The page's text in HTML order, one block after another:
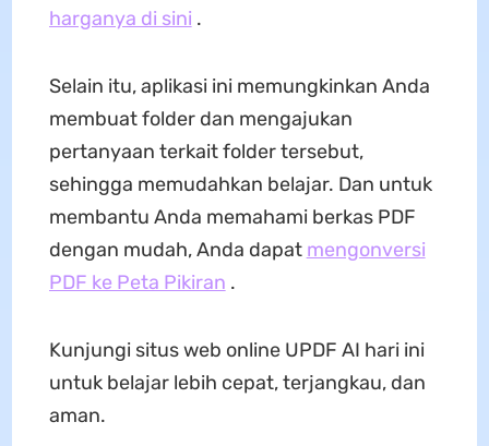
harganya di sini .
Selain itu, aplikasi ini memungkinkan Anda
membuat folder dan mengajukan
pertanyaan terkait folder tersebut,
sehingga memudahkan belajar. Dan untuk
membantu Anda memahami berkas PDF
dengan mudah, Anda dapat mengonversi
PDF ke Peta Pikiran .
Kunjungi situs web online UPDF AI hari ini
untuk belajar lebih cepat, terjangkau, dan
aman.